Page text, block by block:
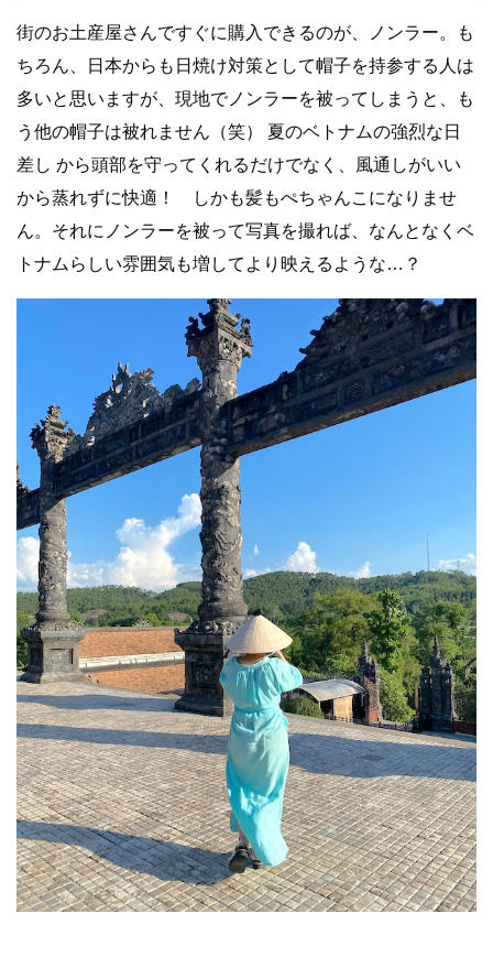
街のお土産屋さんですぐに購入できるのが、ノンラー。も
ちろん、日本からも日焼け対策として帽子を持参する人は
多いと思いますが、現地でノンラーを被ってしまうと、も
う他の帽子は被れません（笑） 夏のベトナムの強烈な日
差し から頭部を守ってくれるだけでなく、風通しがいい
から蒸れずに快適！ しかも髪もぺちゃんこになりませ
ん。それにノンラーを被って写真を撮れば、なんとなくベ
トナムらしい雰囲気も増してより映えるような…？